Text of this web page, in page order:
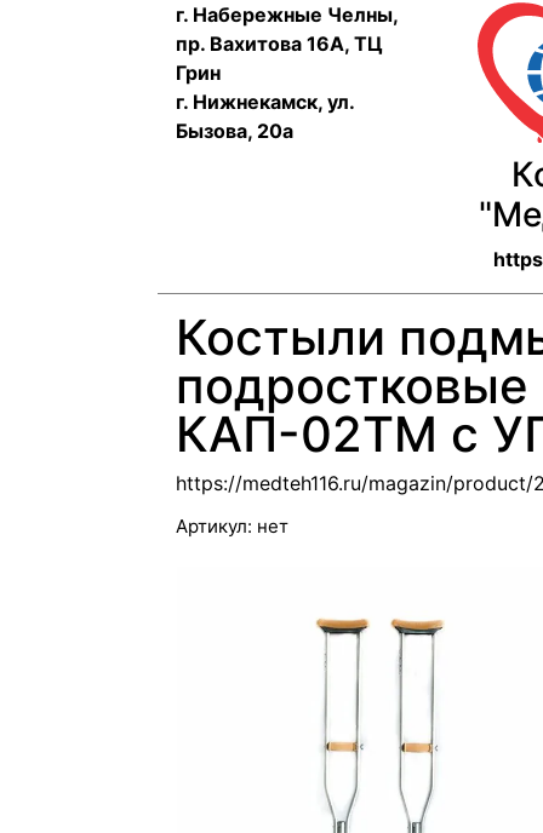
г. Набережные Челны,
пр. Вахитова 16А, ТЦ
Грин
г. Нижнекамск, ул.
Бызова, 20а
Костыли
КАП-02ТМ с
https://medteh116.ru/magazin/product/
Артикул: нет